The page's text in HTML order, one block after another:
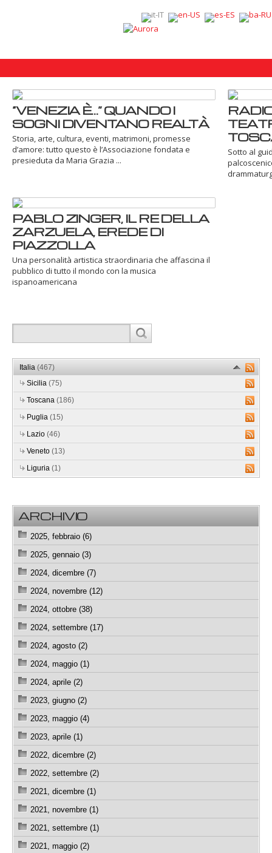
“VENEZIA È…” QUANDO I
SOGNI DIVENTANO REALTÀ
Storia, arte, cultura, eventi, matrimoni, promesse
d’amore: tutto questo è l’Associazione fondata e
presieduta da Maria Grazia ...
Sotto al
PABLO ZINGER, IL RE DELLA
ZARZUELA, EREDE DI
PIAZZOLLA
Una personalità artistica straordinaria che affascina il
pubblico di tutto il mondo con la musica
ispanoamericana
Italia (467)
Sicilia (75)
Toscana (186)
Puglia (15)
Lazio (46)
Veneto (13)
Liguria (1)
ARCHIVIO
2025, febbraio (6)
2025, gennaio (3)
2024, dicembre (7)
2024, novembre (12)
2024, ottobre (38)
2024, settembre (17)
2024, agosto (2)
2024, maggio (1)
2024, aprile (2)
2023, giugno (2)
2023, maggio (4)
2023, aprile (1)
2022, dicembre (2)
2022, settembre (2)
2021, dicembre (1)
2021, novembre (1)
2021, settembre (1)
2021, maggio (2)